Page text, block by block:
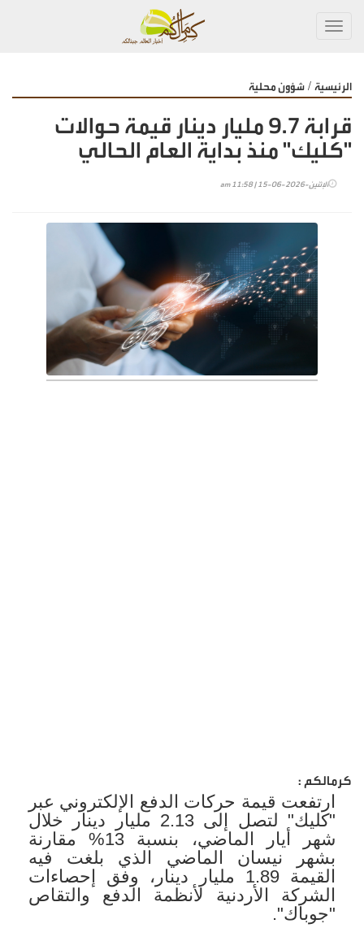
الرئيسية / شؤون محلية
قرابة 9.7 مليار دينار قيمة حوالات
"كليك" منذ بداية العام الحالي
الإثنين-2026-06-15 | 11:58 am
كرمالكم :
ارتفعت قيمة حركات الدفع الإلكتروني عبر
"كليك" لتصل إلى 2.13 مليار دينار خلال
شهر أيار الماضي، بنسبة 13% مقارنة
بشهر نيسان الماضي الذي بلغت فيه
القيمة 1.89 مليار دينار، وفق إحصاءات
الشركة الأردنية لأنظمة الدفع والتقاص
"جوباك".